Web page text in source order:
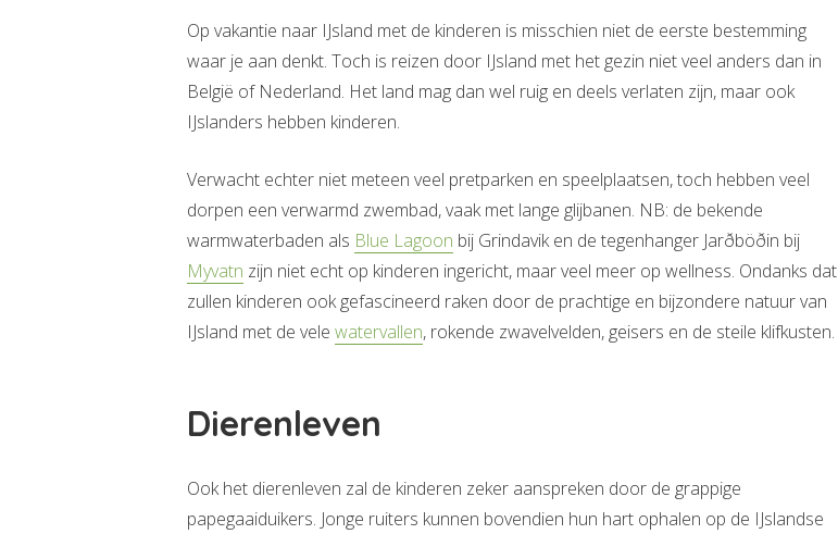
Op vakantie naar IJsland met de kinderen is misschien niet de eerste bestemming
waar je aan denkt. Toch is reizen door IJsland met het gezin niet veel anders dan in
België of Nederland. Het land mag dan wel ruig en deels verlaten zijn, maar ook
IJslanders hebben kinderen.
Verwacht echter niet meteen veel pretparken en speelplaatsen, toch hebben veel
dorpen een verwarmd zwembad, vaak met lange glijbanen. NB: de bekende
warmwaterbaden als Blue Lagoon bij Grindavik en de tegenhanger Jarðböðin bij
Myvatn zijn niet echt op kinderen ingericht, maar veel meer op wellness. Ondanks dat
zullen kinderen ook gefascineerd raken door de prachtige en bijzondere natuur van
IJsland met de vele watervallen, rokende zwavelvelden, geisers en de steile klifkusten.
Dierenleven
Ook het dierenleven zal de kinderen zeker aanspreken door de grappige
papegaaiduikers. Jonge ruiters kunnen bovendien hun hart ophalen op de IJslandse